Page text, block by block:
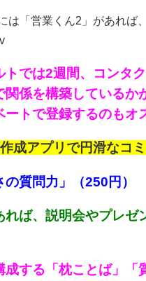
は「営業くん2」があれば
トでは2週間、コンタ
関係を構築しているか
ートで登録するのも
成アプリで円滑なコ
の質問力」（250円）
れば、説明会やプレゼ
成する「枕ことば」「